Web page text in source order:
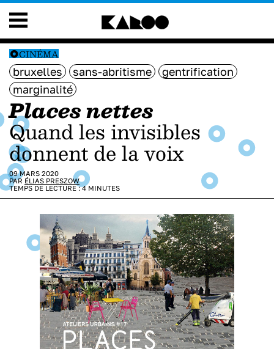
CINÉMA
bruxelles sans-abritisme
gentrification
marginalité
Places nettes
Quand les invisibles
donnent de la voix
09 MARS 2020
PAR ÉLIAS PRESZOW
TEMPS DE LECTURE :4MINUTES